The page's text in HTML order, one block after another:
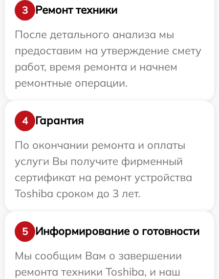
3
Ремонт техники
После детального анализа мы
предоставим на утверждение смету
работ, время ремонта и начнем
ремонтные операции.
4
Гарантия
По окончании ремонта и оплаты
услуги Вы получите фирменный
сертификат на ремонт устройства
Toshiba сроком до 3 лет.
5
Информирование о готовности
Мы сообщим Вам о завершении
ремонта техники Toshiba, и наш